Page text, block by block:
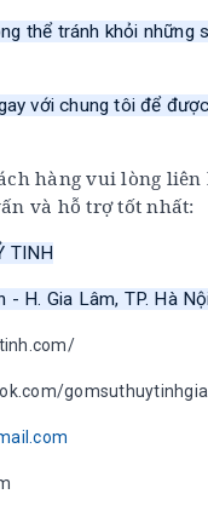
thể tránh khỏi những
với chung tôi để
hàng vui lòng liên
và hỗ trợ tốt nhất:
TINH
H. Gia Lâm, TP. Hà